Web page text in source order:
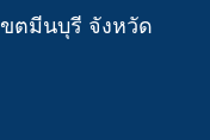
ขตมีนบุรี จังหวัด